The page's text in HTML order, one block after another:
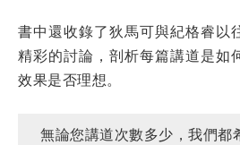
書中還收錄了狄馬可與紀格睿以
精彩的討論，剖析每篇講道是如
效果是否理想。
無論您講道次數多少，我們都